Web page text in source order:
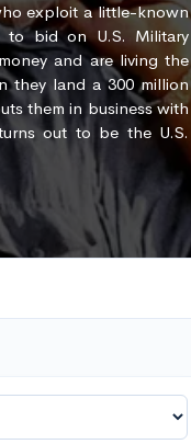
exploit a little-known
to bid on U.S. Military
and are living the
they land a 300 million
them in business with
out to be the U.S.